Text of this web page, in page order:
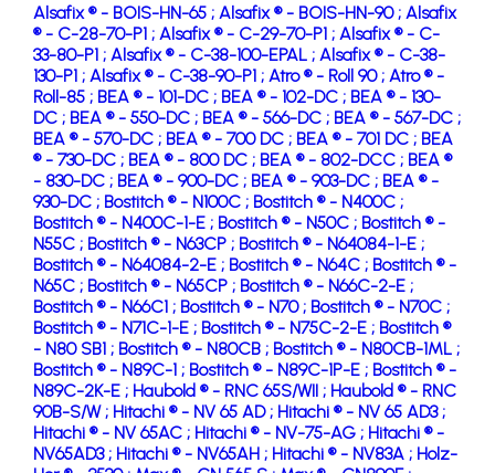
Alsafix ® - BOIS-HN-65 ; Alsafix ® - BOIS-HN-90 ; Alsafix
® - C-28-70-P1 ; Alsafix ® - C-29-70-P1 ; Alsafix ® - C-
33-80-P1 ; Alsafix ® - C-38-100-EPAL ; Alsafix ® - C-38-
130-P1 ; Alsafix ® - C-38-90-P1 ; Atro ® - Roll 90 ; Atro ® -
Roll-85 ; BEA ® - 101-DC ; BEA ® - 102-DC ; BEA ® - 130-
DC ; BEA ® - 550-DC ; BEA ® - 566-DC ; BEA ® - 567-DC ;
BEA ® - 570-DC ; BEA ® - 700 DC ; BEA ® - 701 DC ; BEA
® - 730-DC ; BEA ® - 800 DC ; BEA ® - 802-DCC ; BEA ®
- 830-DC ; BEA ® - 900-DC ; BEA ® - 903-DC ; BEA ® -
930-DC ; Bostitch ® - N100C ; Bostitch ® - N400C ;
Bostitch ® - N400C-1-E ; Bostitch ® - N50C ; Bostitch ® -
N55C ; Bostitch ® - N63CP ; Bostitch ® - N64084-1-E ;
Bostitch ® - N64084-2-E ; Bostitch ® - N64C ; Bostitch ® -
N65C ; Bostitch ® - N65CP ; Bostitch ® - N66C-2-E ;
Bostitch ® - N66C1 ; Bostitch ® - N70 ; Bostitch ® - N70C ;
Bostitch ® - N71C-1-E ; Bostitch ® - N75C-2-E ; Bostitch ®
- N80 SB1 ; Bostitch ® - N80CB ; Bostitch ® - N80CB-1ML ;
Bostitch ® - N89C-1 ; Bostitch ® - N89C-1P-E ; Bostitch ® -
N89C-2K-E ; Haubold ® - RNC 65S/WII ; Haubold ® - RNC
90B-S/W ; Hitachi ® - NV 65 AD ; Hitachi ® - NV 65 AD3 ;
Hitachi ® - NV 65AC ; Hitachi ® - NV-75-AG ; Hitachi ® -
NV65AD3 ; Hitachi ® - NV65AH ; Hitachi ® - NV83A ; Holz-